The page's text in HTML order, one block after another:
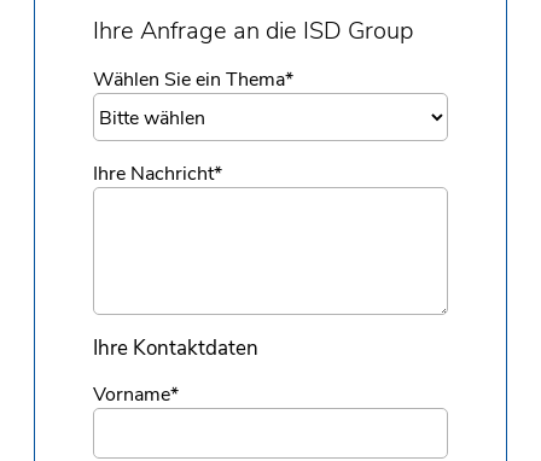
Ihre Anfrage an die ISD Group
Wählen Sie ein Thema*
Ihre Nachricht*
Ihre Kontaktdaten
Vorname*